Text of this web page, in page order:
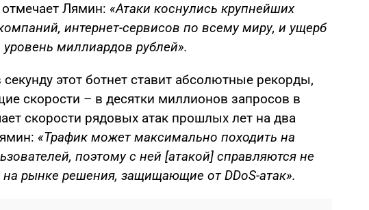
Лямин: «Атаки коснулись крупнейших
интернет-сервисов по всему миру, и ущерб
миллиардов рублей».
этот ботнет ставит абсолютные рекорды,
скорости – в десятки миллионов запросов в
скорости рядовых атак прошлых лет на два
«Трафик может максимально походить на
поэтому с ней [атакой] справляются не
рынке решения, защищающие от DDoS-атак».